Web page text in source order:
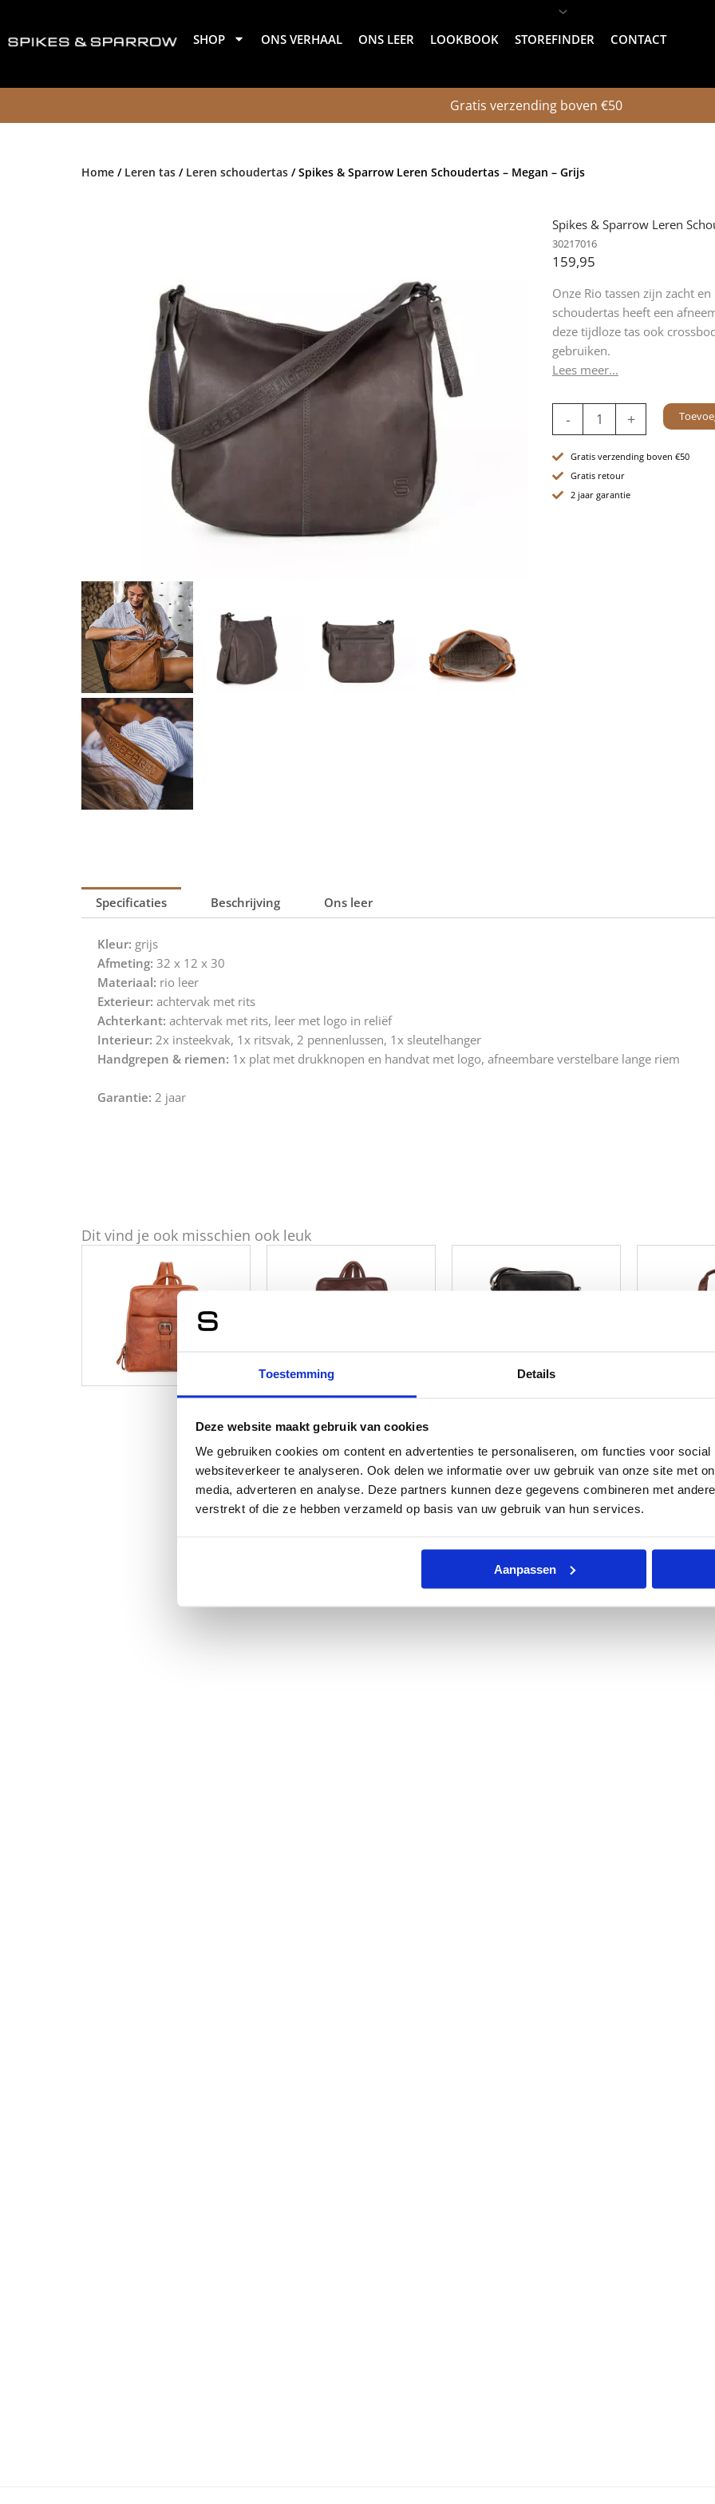
Toestemming Details
Deze website maakt gebruik van cookies
We gebruiken cookies om content en advertenties te personaliseren, om functies voor
websiteverkeer te analyseren. Ook delen we informatie over uw gebruik van onze site met
media, adverteren en analyse. Deze partners kunnen deze gegevens combineren met
verstrekt of die ze hebben verzameld op basis van uw gebruik van hun services.
Aanpassen
de
SHOP ONS VERHAAL ONS LEER LOOKBOOK STOREFINDER CONTACT
Gratis verzending boven €50
Home / Leren tas / Leren schoudertas / Spikes & Sparrow Leren Schoudertas – Megan – Grijs
Spikes & Sparrow Leren
30217016
159,95
Onze Rio tassen zijn zacht
schoudertas heeft een
deze tijdloze tas ook
gebruiken.
Lees meer...
-
Schoudertas
Megan
-
Grijs
+
Gratis verzending boven €50
Gratis retour
2 jaar garantie
Specificaties Beschrijving Ons leer
Kleur: grijs
Afmeting: 32 x 12 x 30
Materiaal: rio leer
Exterieur: achtervak met rits
Achterkant: achtervak met rits, leer met logo in reliëf
Interieur: 2x insteekvak, 1x ritsvak, 2 pennenlussen, 1x sleutelhanger
Handgrepen & riemen: 1x plat met drukknopen en handvat met logo, afneembare verstelbare lange riem
Garantie: 2 jaar
Dit vind je ook misschien ook leuk